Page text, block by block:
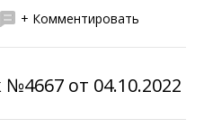
+ Комментировать
№4667 от 04.10.2022